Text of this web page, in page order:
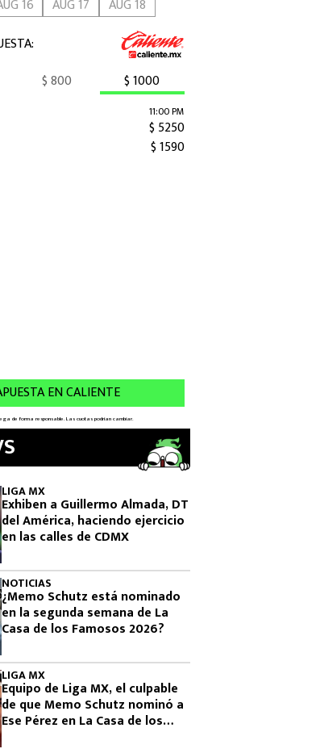
LIGA MX
Exhiben a Guillermo Almada, DT
del América, haciendo ejercicio
en las calles de CDMX
NOTICIAS
¿Memo Schutz está nominado
en la segunda semana de La
Casa de los Famosos 2026?
LIGA MX
Equipo de Liga MX, el culpable
de que Memo Schutz nominó a
Ese Pérez en La Casa de los